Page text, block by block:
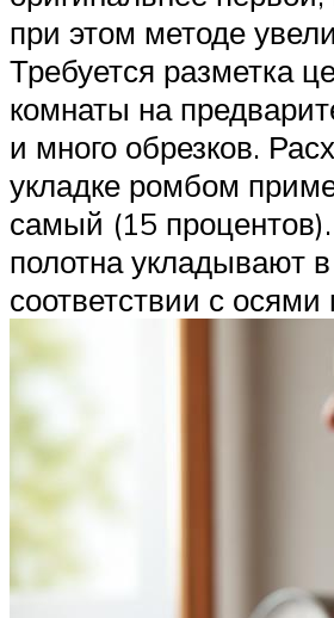
при этом методе
Требуется разметка
комнаты на
и много обрезков.
укладке ромбом
самый (15
полотна укладывают в
соответствии с осями